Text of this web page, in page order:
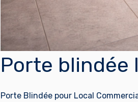
Porte blindée
Porte Blindée pour Local